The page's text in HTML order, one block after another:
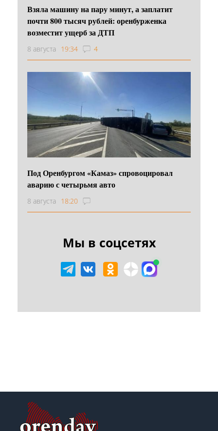
Взяла машину на пару минут, а заплатит
почти 800 тысяч рублей: оренбурженка
возместит ущерб за ДТП
8 августа 19:34 4
Под Оренбургом «Камаз» спровоцировал
аварию с четырьмя авто
8 августа 18:20
Мы в соцсетях